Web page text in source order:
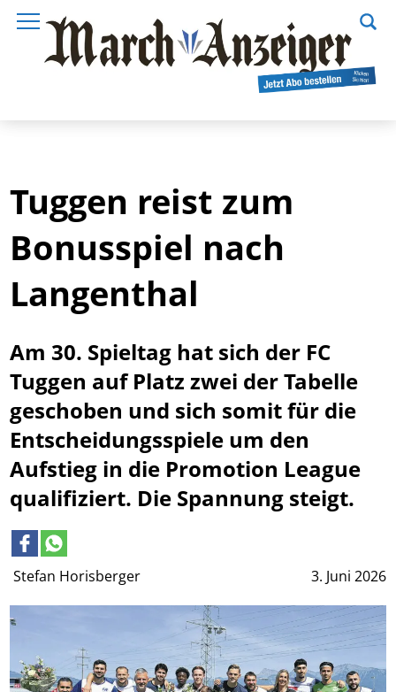
Stefan Horisberger 3. Juni 2026
Tuggen reist zum
Bonusspiel nach
Langenthal
Am 30. Spieltag hat sich der FC
Tuggen auf Platz zwei der Tabelle
geschoben und sich somit für die
Entscheidungsspiele um den
Aufstieg in die Promotion League
qualifiziert. Die Spannung steigt.